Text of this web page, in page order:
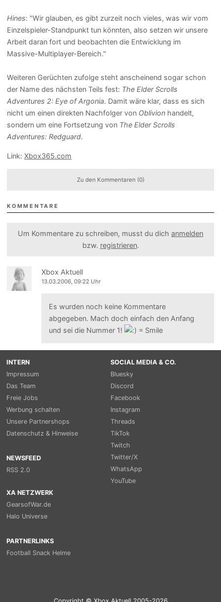
Hines: "Wir glauben, es gibt zurzeit noch vieles, was wir vom
Einzelspieler-Standpunkt tun könnten, also setzen wir unsere
Arbeit daran fort und beobachten die Entwicklung im
Massive-Multiplayer-Bereich."
Weiteren Gerüchten zufolge steht anscheinend sogar schon
der Name des nächsten Teils fest: The Elder Scrolls
Adventures 2: Eye of Argonia. Damit wäre klar, dass es sich
nicht um einen direkten Nachfolger von Oblivion handelt,
sondern um eine Fortsetzung von The Elder Scrolls
Adventures: Redguard.
Link:Xbox365.com
Zu den Kommentaren (0)
KOMMENTARE
Um Kommentare zu schreiben, musst du dich anmelden
bzw. registrieren.
Xbox Aktuell
13.03.2006, 09:22 Uhr
Es wurden noch keine Kommentare
abgegeben. Mach doch einfach den Anfang
und sei die Nummer 1!
INTERN
Impressum
Das Team
Freie Jobs
Werbung schalten
Unsere Partnershops
Datenschutz & Hinweise
NEWSFEED
RSS 2.0
SOCIAL MEDIA & CO.
Bluesky
Discord
Facebook
Instagram
Threads
TikTok
Twitch
Twitter/X
WhatsApp
YouTube
XA NETZWERK
GearsofWar.de
Halo Universe
PARTNERLINKS
Football Snack Helme